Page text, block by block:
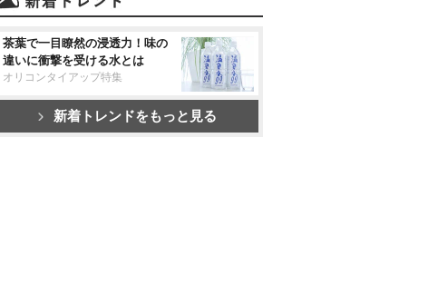
茶葉で一目瞭然の浸透力！味の
違いに衝撃を受ける水とは
オリコンタイアップ特集
新着トレンドをもっと見る